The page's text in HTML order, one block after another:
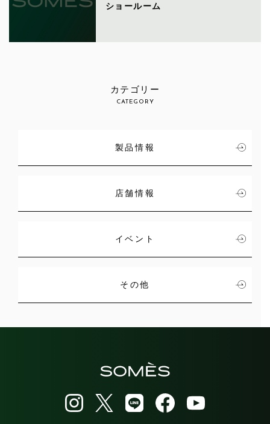
ショールーム
カテゴリー
CATEGORY
製品情報
店舗情報
イベント
その他